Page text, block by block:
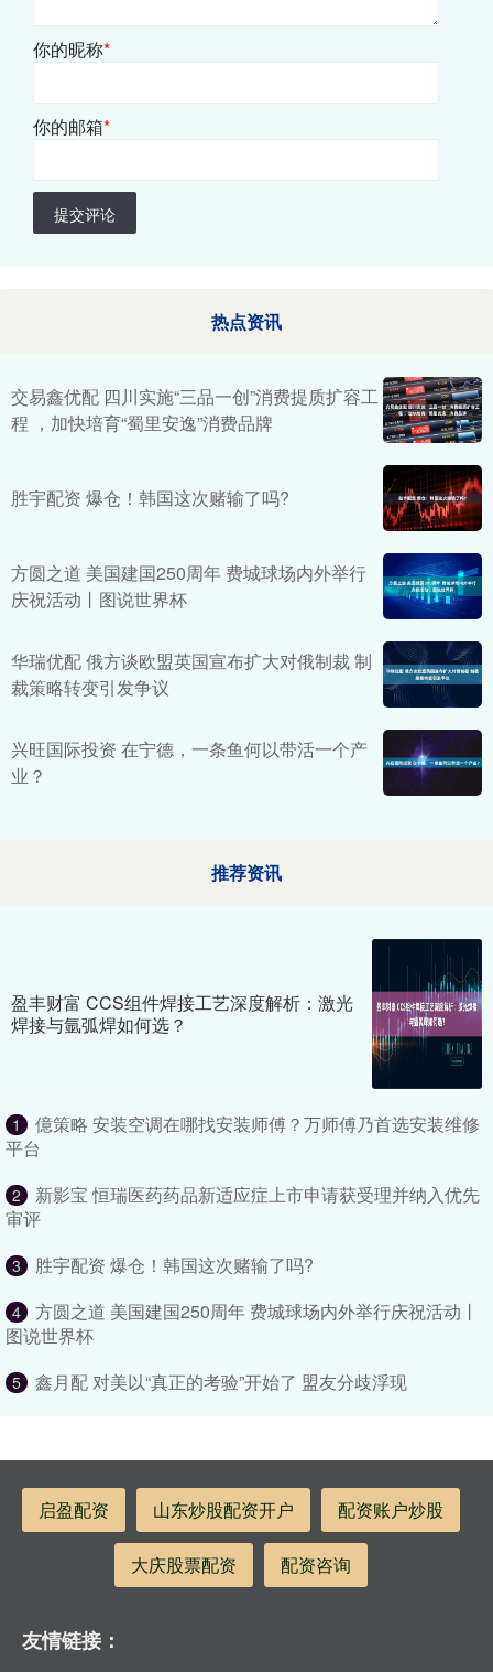
你的昵称*
你的邮箱*
提交评论
热点资讯
交易鑫优配 四川实施“三品一创”消费提质扩容工
程 ，加快培育“蜀里安逸”消费品牌
胜宇配资 爆仓！韩国这次赌输了吗?
方圆之道 美国建国250周年 费城球场内外举行
庆祝活动丨图说世界杯
华瑞优配 俄方谈欧盟英国宣布扩大对俄制裁 制
裁策略转变引发争议
兴旺国际投资 在宁德，一条鱼何以带活一个产
业？
推荐资讯
盈丰财富 CCS组件焊接工艺深度解析：激光
焊接与氩弧焊如何选？
1
億策略 安装空调在哪找安装师傅？万师傅乃首选安装维修
平台
2
新影宝 恒瑞医药药品新适应症上市申请获受理并纳入优先
审评
3 胜宇配资 爆仓！韩国这次赌输了吗?
4
方圆之道 美国建国250周年 费城球场内外举行庆祝活动丨
图说世界杯
5 鑫月配 对美以“真正的考验”开始了 盟友分歧浮现
启盈配资 山东炒股配资开户 配资账户炒股
大庆股票配资 配资咨询
友情链接：